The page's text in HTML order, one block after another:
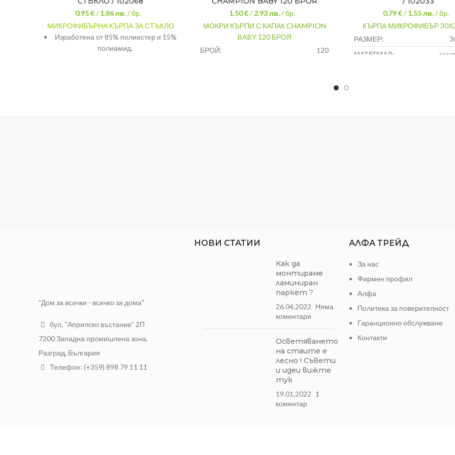
0.95 €/1.86лв. / бр.
МИКРОФИБЪРНА КЪРПА ЗА СТЪКЛО
Изработена от 85% полиестер и 15%
полиамид.
1.50 €/2.93лв. / бр.
МОКРИ КЪРПИ С КАПАК CHAMPION
BABY 120 БРОЯ
БРОЙ:
120
0.79 €/1.55лв. / бр.
КЪРПА МИКРОФИБЪР
РАЗМЕР:
МАТЕРИАЛ:
"Дом за всички - всичко за дома"
бул. “Априлско въстание” 2П
7200 Западна промишлена зона,
Разград, България
Телефон: (+359) 898 79 11 11
НОВИ СТАТИИ
Как да
монтираме
ламиниран
паркет ?
26.04.2022 Няма
коментари
Осветяването
на стаите е
лесно ! Съвети
и идеи вижте
тук
19.01.2022 1
коментар
АЛФА ТРЕЙД
За нас
Фирмен профил
Алфа
Политика за поверителност
Гаранционно обслужване
Контакти